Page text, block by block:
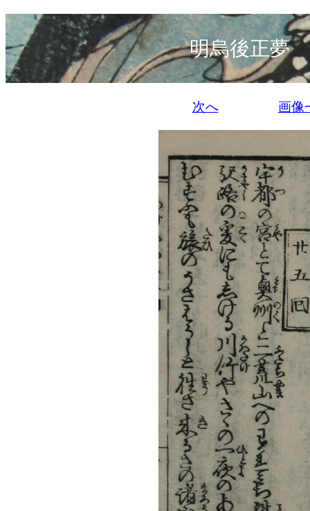
明烏後正夢
次へ 画像